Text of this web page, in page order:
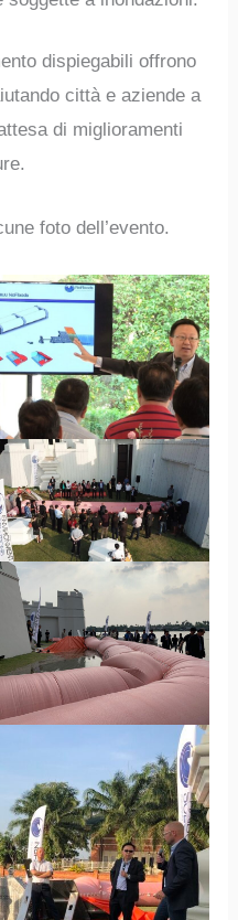
dispiegabili offrono
città e aziende a
di miglioramenti
foto dell’evento.